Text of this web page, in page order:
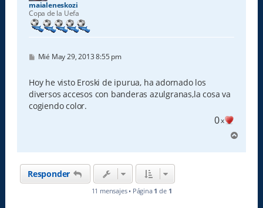
maialeneskozi
Copa de la Uefa
M
s
a
j
e
Mié May 29, 2013 8:55 pm
Hoy he visto Eroski de ipurua, ha adornado los
diversos accesos con banderas azulgranas,la cosa va
cogiendo color.
0x
r
Responder
11 mensajes • Página 1 de 1